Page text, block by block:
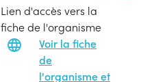
Lien d'accès vers la
fiche de l'organisme
Voir la fiche
de
l'organisme et